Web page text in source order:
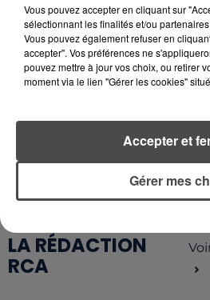
RECEVEZ LES ALERTES
EN TÉLÉCHARGEANT
RCA
LA RÉDACTION
RCA
Vous pouvez accepter en cliquant sur
sélectionnant les finalités et/ou
Vous pouvez également refuser en
accepter". Vos préférences ne
pouvez mettre à jour vos choix, ou retirer
moment via le lien "Gérer les cookies"
Gérer mes
Accepter et